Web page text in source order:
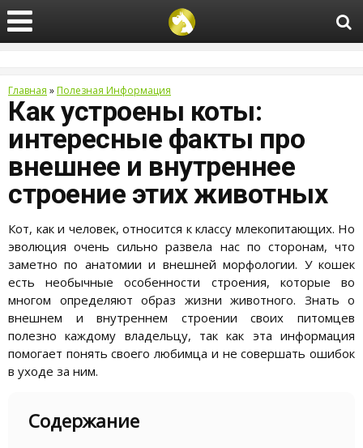
Главная »Полезная Информация
Как устроены коты:
интересные факты про
внешнее и внутреннее
строение этих животных
Кот, как и человек, относится к классу млекопитающих. Но
эволюция очень сильно развела нас по сторонам, что
заметно по анатомии и внешней морфологии. У кошек
есть необычные особенности строения, которые во
многом определяют образ жизни животного. Знать о
внешнем и внутреннем строении своих питомцев
полезно каждому владельцу, так как эта информация
помогает понять своего любимца и не совершать ошибок
в уходе за ним.
Содержание